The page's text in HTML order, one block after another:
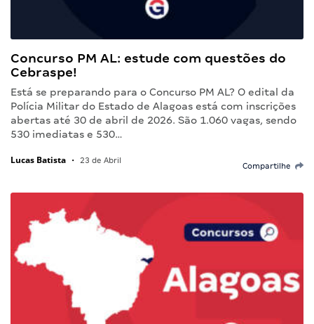
Concurso PM AL: estude com questões do
Cebraspe!
Está se preparando para o Concurso PM AL? O edital da
Polícia Militar do Estado de Alagoas está com inscrições
abertas até 30 de abril de 2026. São 1.060 vagas, sendo
530 imediatas e 530…
Lucas Batista • 23 de Abril
Compartilhe